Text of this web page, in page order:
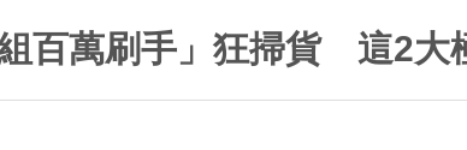
百萬刷手」狂掃貨 這2大